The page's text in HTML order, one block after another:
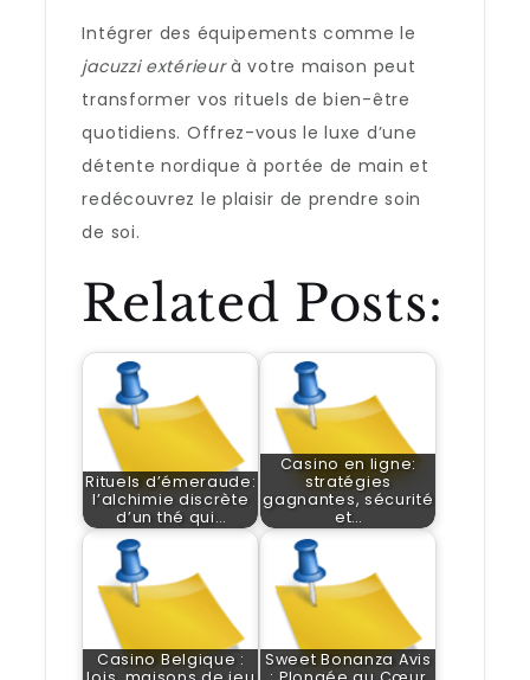
Intégrer des équipements comme le
jacuzzi extérieurà votre maison peut
transformer vos rituels de bien-être
quotidiens. Offrez-vous le luxe d’une
détente nordique à portée de main et
redécouvrez le plaisir de prendre soin
de soi.
Related Posts:
Rituels d’émeraude:
l’alchimie discrète
d’un thé qui…
Casino en ligne:
stratégies
gagnantes, sécurité
et…
Casino Belgique :
Sweet Bonanza Avis